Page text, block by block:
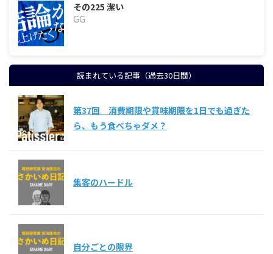
その225 潔い
GG
読まれている記事（過去30日間）
第37回 消費期限や賞味期限を1日でも過ぎた
ら、もう食べちゃダメ？
集客のハードル
自分ごとの限界